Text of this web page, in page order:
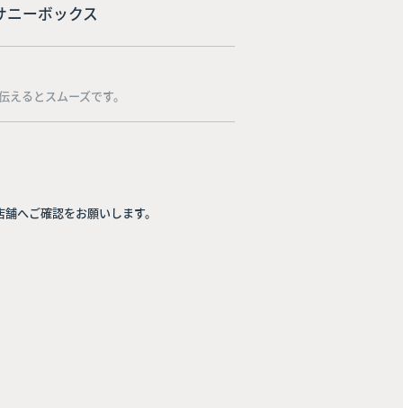
ーボックス
るとスムーズです。
へご確認をお願いします。